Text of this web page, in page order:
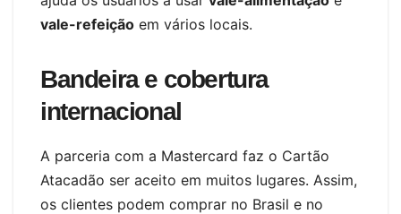
vale-refeição em vários locais.
Bandeira e cobertura
internacional
A parceria com a Mastercard faz o Cartão
Atacadão ser aceito em muitos lugares. Assim,
os clientes podem comprar no Brasil e no